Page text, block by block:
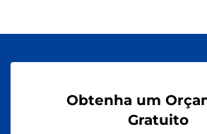
Obtenha um
Gratuito